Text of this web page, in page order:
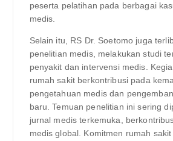
peserta pelatihan pada berbagai
medis.
Selain itu, RS Dr. Soetomo juga
penelitian medis, melakukan studi
penyakit dan intervensi medis.
rumah sakit berkontribusi pada
pengetahuan medis dan
baru. Temuan penelitian ini sering
jurnal medis terkemuka,
medis global. Komitmen rumah